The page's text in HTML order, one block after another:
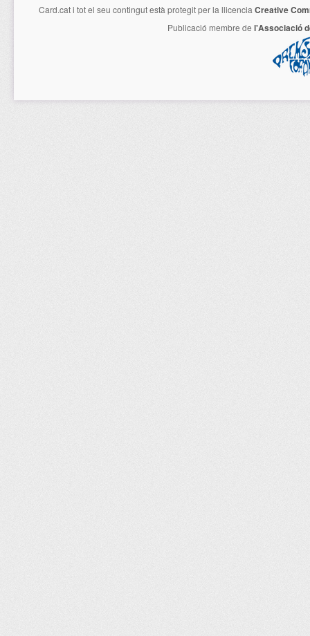
Card.cati tot el seu contingut està protegit per la llicencia Creative
Publicació membre de l'Associació